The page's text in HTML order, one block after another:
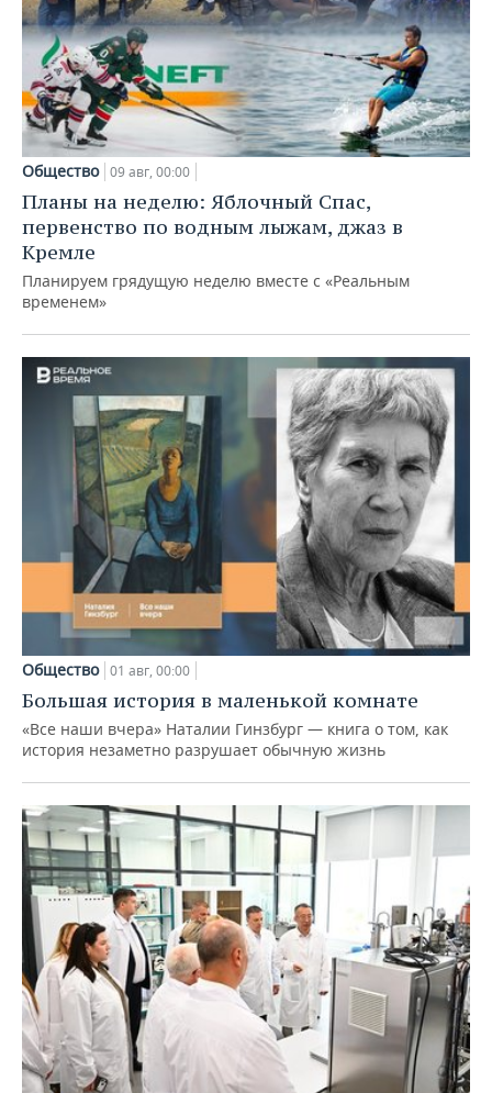
Общество 09 авг, 00:00
Планы на неделю: Яблочный Спас,
первенство по водным лыжам, джаз в
Кремле
Планируем грядущую неделю вместе с «Реальным
временем»
Общество 01 авг, 00:00
Большая история в маленькой комнате
«Все наши вчера» Наталии Гинзбург — книга о том, как
история незаметно разрушает обычную жизнь